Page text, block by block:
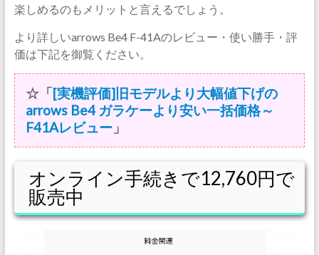
楽しめるのもメリットと言えるでしょう。
より詳しいarrows Be4 F-41Aのレビュー・使い勝手・評
価は下記を御覧ください。
☆「[実機評価]旧モデルより大幅値下げの
arrows Be4 ガラケーより安い一括価格～
F41Aレビュー 」
オンライン手続きで12,760円で
販売中